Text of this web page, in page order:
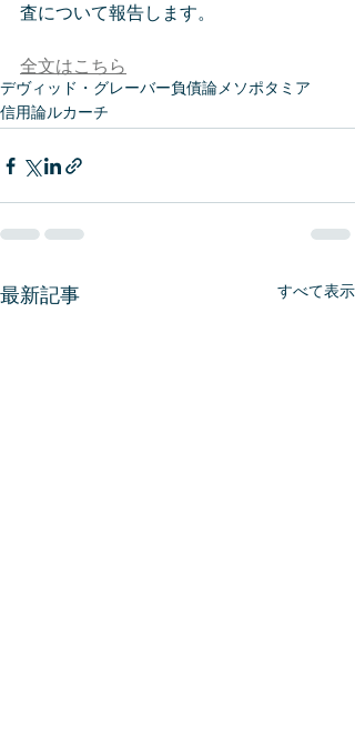
査について報告します。
全文はこちら
デヴィッド・グレーバー負債論メソポタミア
信用論ルカーチ
最新記事 すべて表示